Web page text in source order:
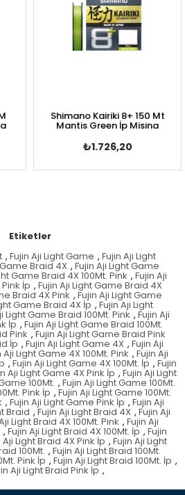
Shimano Kairiki 8+ 150 Mt
Mantis Green İp Misina
₺1.726,20
Etiketler
, Fujin Aji Light Game , Fujin Aji Light
Braid 4X , Fujin Aji Light Game
Game Braid 4X 100Mt. Pink , Fujin Aji
İp , Fujin Aji Light Game Braid 4X
Braid 4X Pink , Fujin Aji Light Game
Game Braid 4X İp , Fujin Aji Light
Light Game Braid 100Mt. Pink , Fujin Aji
İp , Fujin Aji Light Game Braid 100Mt.
Pink , Fujin Aji Light Game Braid Pink
İp , Fujin Aji Light Game 4X , Fujin Aji
Aji Light Game 4X 100Mt. Pink , Fujin Aji
,Fujin Aji Light Game 4X 100Mt. İp , Fujin
Aji Light Game 4X Pink İp , Fujin Aji Light
100Mt. , Fujin Aji Light Game 100Mt.
Pink İp , Fujin Aji Light Game 100Mt.
, Fujin Aji Light Game Pink İp , Fujin Aji
Braid , Fujin Aji Light Braid 4X , Fujin Aji
Light Braid 4X 100Mt. Pink , Fujin Aji
,Fujin Aji Light Braid 4X 100Mt. İp , Fujin
Aji Light Braid 4X Pink İp , Fujin Aji Light
100Mt. , Fujin Aji Light Braid 100Mt.
Pink İp , Fujin Aji Light Braid 100Mt. İp ,
Aji Light Braid Pink İp ,